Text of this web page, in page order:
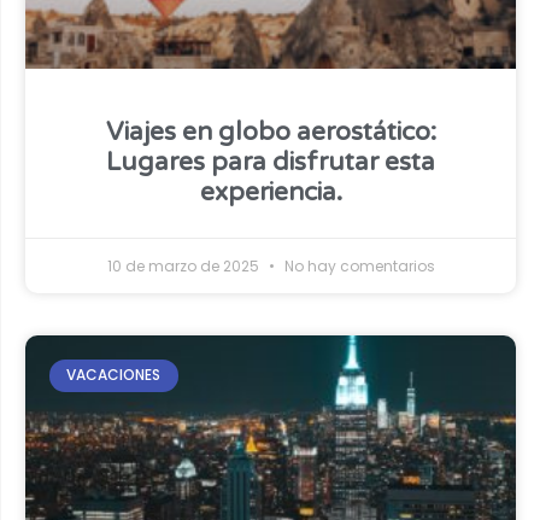
Viajes en globo aerostático:
Lugares para disfrutar esta
experiencia.
10 de marzo de 2025 No hay comentarios
VACACIONES